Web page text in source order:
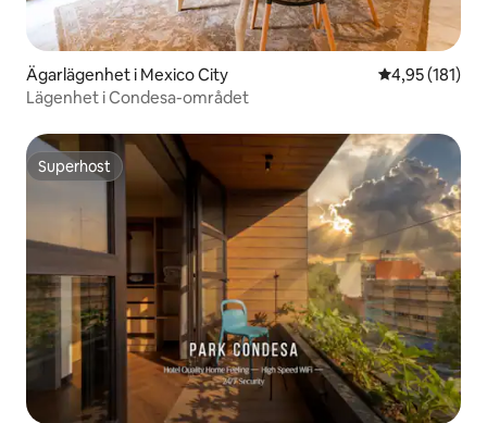
Ägarlägenhet i Mexico City 4,95 av 5 i
4,95 (181)
Lägenhet i Condesa-området
Superhost
Superhost